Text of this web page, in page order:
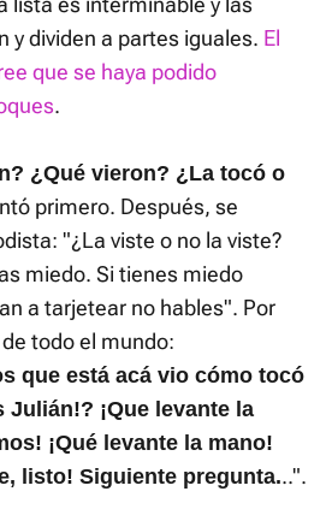
y dividen a partes iguales. El
que se haya podido
.
¿Qué vieron? ¿La tocó o
primero. Después, se
"¿La viste o no la viste?
miedo. Si tienes miedo
a tarjetear no hables". Por
todo el mundo:
que está acá vio cómo tocó
Julián!? ¡Que levante la
¡Qué levante la mano!
listo! Siguiente pregunta...".